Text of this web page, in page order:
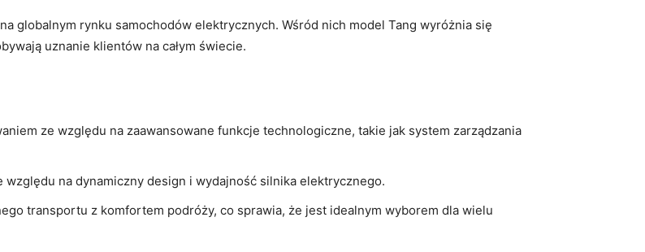
globalnym rynku samochodów elektrycznych. ⁢Wśród nich model Tang ⁣wyróżnia się
uznanie klientów na całym‌ świecie.
ze względu na zaawansowane funkcje technologiczne, takie jak system zarządzania
na dynamiczny design i⁢ wydajność silnika elektrycznego.
transportu z komfortem podróży, co sprawia, że jest idealnym wyborem dla wielu